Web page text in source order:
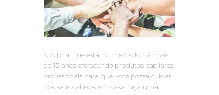
A Alpha Line está no mercado há mais
de 15 anos oferecendo produtos capilares
profissionais para que você possa cuidar
dos seus cabelos em casa. Seja uma